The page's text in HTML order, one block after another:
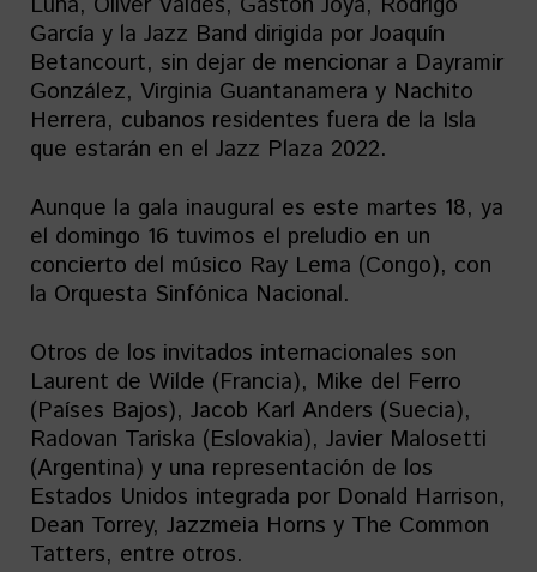
García y la Jazz Band dirigida por Joaquín
Betancourt, sin dejar de mencionar a Dayramir
González, Virginia Guantanamera y Nachito
Herrera, cubanos residentes fuera de la Isla
que estarán en el Jazz Plaza 2022.
Aunque la gala inaugural es este martes 18, ya
el domingo 16 tuvimos el preludio en un
concierto del músico Ray Lema (Congo), con
la Orquesta Sinfónica Nacional.
Otros de los invitados internacionales son
Laurent de Wilde (Francia), Mike del Ferro
(Países Bajos), Jacob Karl Anders (Suecia),
Radovan Tariska (Eslovakia), Javier Malosetti
(Argentina) y una representación de los
Estados Unidos integrada por Donald Harrison,
Dean Torrey, Jazzmeia Horns y The Common
Tatters, entre otros.